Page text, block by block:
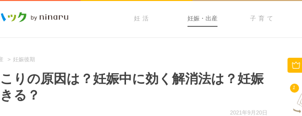
妊活 妊娠・出産 子育て
> 妊娠後期
りの原因は？妊娠中に効く解消法は？妊娠
る？
2021年9月20日
1